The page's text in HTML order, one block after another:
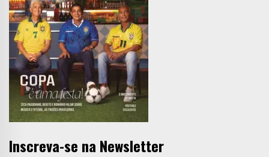
Inscreva-se na Newsletter